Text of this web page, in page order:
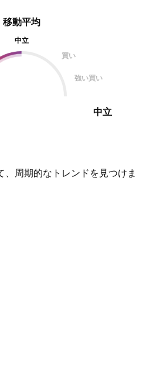
移動平均
中立
買い
強い買い
中立
周期的なトレンドを見つけま